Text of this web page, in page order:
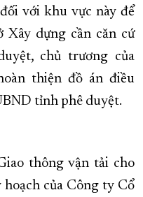
với khu vực này để
Xây dựng cần căn cứ
chủ trương của
thiện đồ án điều
tỉnh phê duyệt.
thông vận tải cho
của Công ty Cổ